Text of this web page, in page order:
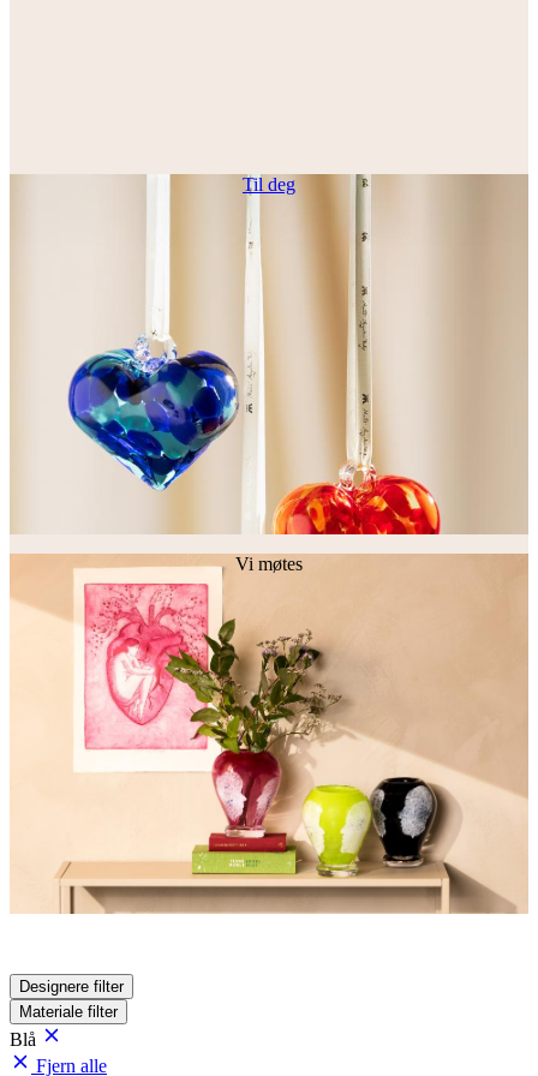
Til deg
Vi møtes
Designere filter
Materiale filter
Blå
Fjern alle